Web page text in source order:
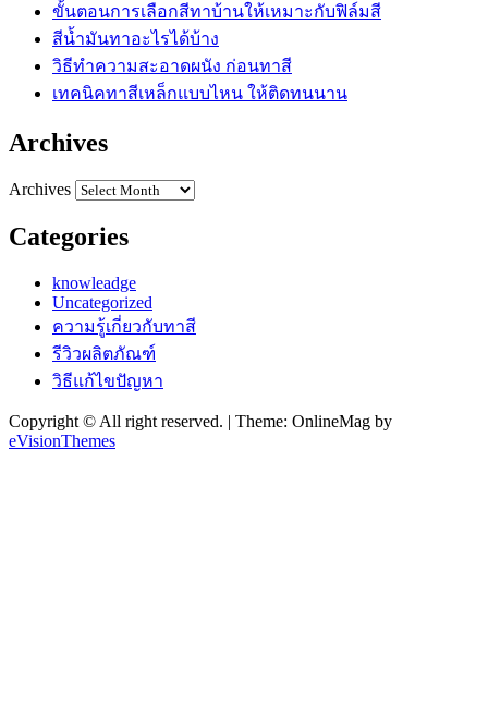
ขั้นตอนการเลือกสีทาบ้านให้เหมาะกับฟิล์มสี
สีน้ำมันทาอะไรได้บ้าง
วิธีทำความสะอาดผนัง ก่อนทาสี
เทคนิคทาสีเหล็กแบบไหน ให้ติดทนนาน
Archives
Archives
Categories
knowleadge
Uncategorized
ความรู้เกี่ยวกับทาสี
รีวิวผลิตภัณฑ์
วิธีแก้ไขปัญหา
Copyright © All right reserved. | Theme: OnlineMag by
eVisionThemes